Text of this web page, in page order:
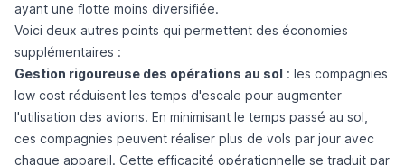
ayant une flotte moins diversifiée.
Voici deux autres points qui permettent des économies
supplémentaires :
Gestion rigoureuse des opérations au sol : les compagnies
low cost réduisent les temps d'escale pour augmenter
l'utilisation des avions. En minimisant le temps passé au sol,
ces compagnies peuvent réaliser plus de vols par jour avec
chaque appareil. Cette efficacité opérationnelle se traduit par